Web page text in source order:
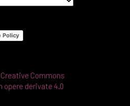
Policy
Creative Commons
opere derivate 4.0